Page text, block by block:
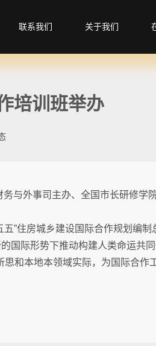
联系我们 关于我们
培训班举办
与外事司主办、全国市长研修学
”住房城乡建设国际合作规划编制
国际形势下推动构建人类命运共
和本地本领域实际，为国际合作